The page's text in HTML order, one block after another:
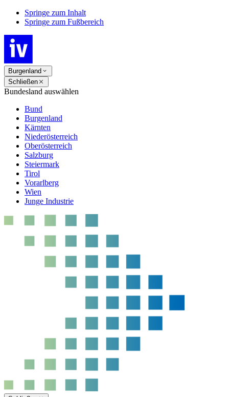
Springe zum Inhalt
Springe zum Fußbereich
Burgenland
Schließen
Bundesland auswählen
Bund
Burgenland
Kärnten
Niederösterreich
Oberösterreich
Salzburg
Steiermark
Tirol
Vorarlberg
Wien
Junge Industrie